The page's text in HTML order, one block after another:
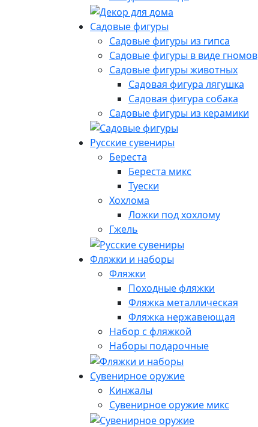
Садовые фигуры
Садовые фигуры из гипса
Садовые фигуры в виде гномов
Садовые фигуры животных
Садовая фигура лягушка
Садовая фигура собака
Садовые фигуры из керамики
Русские сувениры
Береста
Береста микс
Туески
Хохлома
Ложки под хохлому
Гжель
Фляжки и наборы
Фляжки
Походные фляжки
Фляжка металлическая
Фляжка нержавеющая
Набор с фляжкой
Наборы подарочные
Сувенирное оружие
Кинжалы
Сувенирное оружие микс